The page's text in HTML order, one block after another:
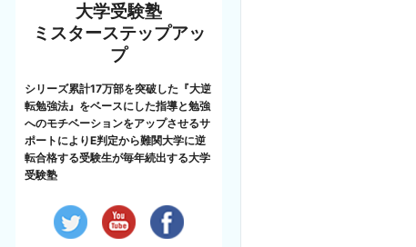
大学受験塾
ミスターステップアッ
プ
シリーズ累計17万部を突破した『大逆
転勉強法』をベースにした指導と勉強
へのモチベーションをアップさせるサ
ポートによりE判定から難関大学に逆
転合格する受験生が毎年続出する大学
受験塾